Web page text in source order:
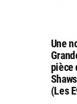
Une
pièce
(Les